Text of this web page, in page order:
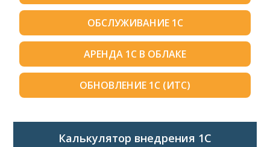
ОБСЛУЖИВАНИЕ 1С
АРЕНДА 1С В ОБЛАКЕ
ОБНОВЛЕНИЕ 1С (ИТС)
Калькулятор внедрения 1C